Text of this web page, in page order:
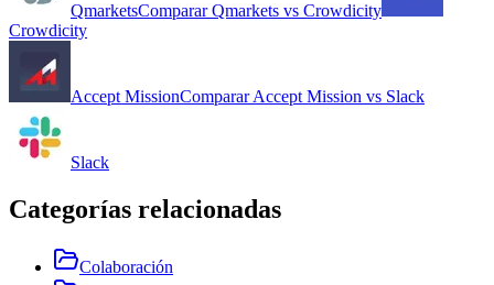
QmarketsComparar Qmarkets vs Crowdicity
Crowdicity
Accept MissionCompararAccept Mission vs Slack
Slack
Categorías relacionadas
Colaboración